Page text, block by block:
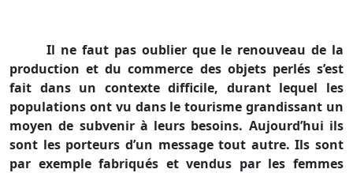
Il ne faut pas oublier que le renouveau de la
production et du commerce des objets perlés s’est
fait dans un contexte difficile, durant lequel les
populations ont vu dans le tourisme grandissant un
moyen de subvenir à leurs besoins. Aujourd’hui ils
sont les porteurs d’un message tout autre. Ils sont
par exemple fabriqués et vendus par les femmes